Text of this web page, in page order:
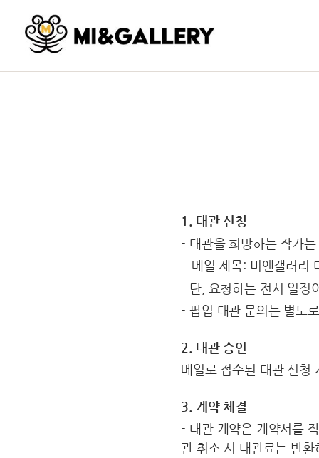
1. 대관 신청
- 대관을 희망하는 작가
메일 제목: 미앤갤러리
- 단, 요청하는 전시 일정
- 팝업 대관 문의는 별도
2. 대관 승인
메일로 접수된 대관 신청
3. 계약 체결
- 대관 계약은 계약서를
관 취소 시 대관료는 반환